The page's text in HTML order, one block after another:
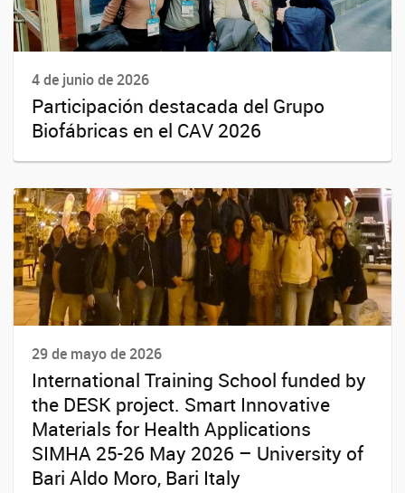
4 de junio de 2026
Participación destacada del Grupo
Biofábricas en el CAV 2026
29 de mayo de 2026
International Training School funded by
the DESK project. Smart Innovative
Materials for Health Applications
SIMHA 25-26 May 2026 – University of
Bari Aldo Moro, Bari Italy